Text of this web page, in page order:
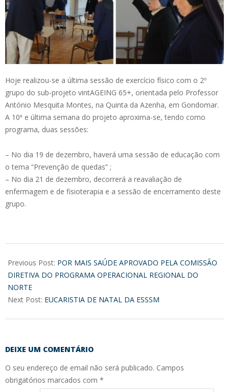
Hoje realizou-se a última sessão de exercício físico com o 2º
grupo do sub-projeto vintAGEING 65+, orientada pelo Professor
António Mesquita Montes, na Quinta da Azenha, em Gondomar.
A 10ª e última semana do projeto aproxima-se, tendo como
programa, duas sessões:
– No dia 19 de dezembro, haverá uma sessão de educação com
o tema “Prevenção de quedas” ;
– No dia 21 de dezembro, decorrerá a reavaliação de
enfermagem e de fisioterapia e a sessão de encerramento deste
grupo.
12-
14
Previous Post: POR MAIS SAÚDE APROVADO PELA COMISSÃO
DIRETIVA DO PROGRAMA OPERACIONAL REGIONAL DO
NORTE
Next Post: EUCARISTIA DE NATAL DA ESSSM
DEIXE UM COMENTÁRIO
O seu endereço de email não será publicado. Campos
obrigatórios marcados com *